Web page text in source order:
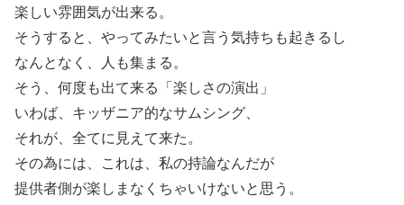
楽しい雰囲気が出来る。
そうすると、やってみたいと言う気持ちも起きるし
なんとなく、人も集まる。
そう、何度も出て来る「楽しさの演出」
いわば、キッザニア的なサムシング、
それが、全てに見えて来た。
その為には、これは、私の持論なんだが
提供者側が楽しまなくちゃいけないと思う。